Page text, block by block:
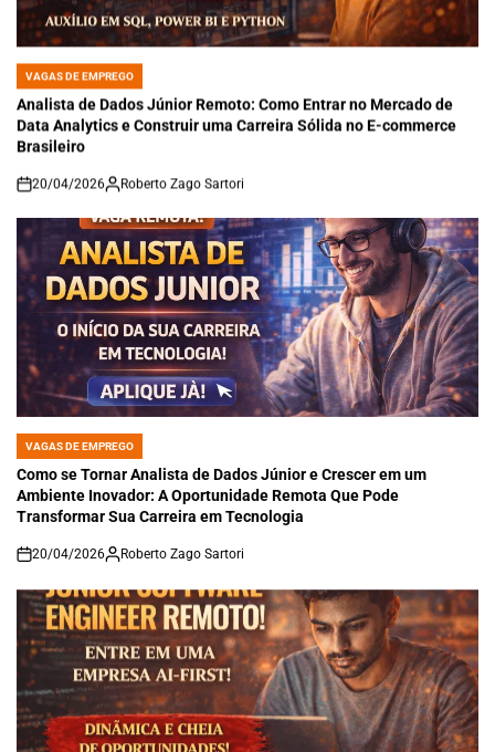
POSTED
IN
VAGAS DE EMPREGO
Analista de Dados Júnior Remoto: Como Entrar no Mercado de
Data Analytics e Construir uma Carreira Sólida no E-commerce
Brasileiro
on
20/04/2026 Roberto Zago Sartori
POSTED
IN
VAGAS DE EMPREGO
Como se Tornar Analista de Dados Júnior e Crescer em um
Ambiente Inovador: A Oportunidade Remota Que Pode
Transformar Sua Carreira em Tecnologia
on
20/04/2026 Roberto Zago Sartori